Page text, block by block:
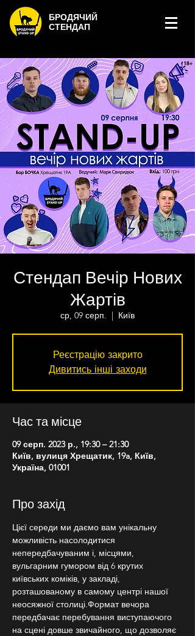
БРОДЯЧИЙ
СТЕНДАП
Стендап Вечір Нових
Жартів
ср, 09 серп.
  |
Київ
Реєстрацію закрито
Дивитись інші заходи
Час та місце
09 серп. 2023 р., 19:30 – 21:30
Київ, вулиця Хрещатик, 19a, Київ,
Україна, 01001
Про захід
Цієї середи ми даємо вам унікальну
можливість насолодитися
непередбачуваним і, місцями,
вульгарним гумором від 6 крутих
київських коміків, у закладі,
розташованому в самому центрі нашої
неосяжної столиці.Формат вечора
передбачає перебування виступаючого
на сцені довше звичайного, що дозволяє